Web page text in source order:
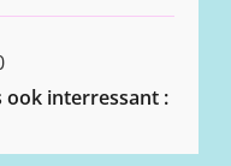
ook interressant :